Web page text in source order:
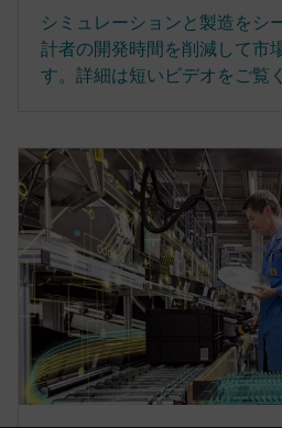
シミュレーションと製造をシ
計者の開発時間を削減して市
す。詳細は短いビデオをご覧